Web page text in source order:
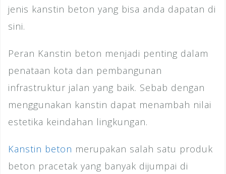
jenis kanstin beton yang bisa anda dapatan di
sini.
Peran Kanstin beton menjadi penting dalam
penataan kota dan pembangunan
infrastruktur jalan yang baik. Sebab dengan
menggunakan kanstin dapat menambah nilai
estetika keindahan lingkungan.
Kanstin beton merupakan salah satu produk
beton pracetak yang banyak dijumpai di